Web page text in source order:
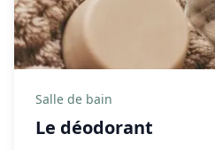
Salle de bain
Le déodorant